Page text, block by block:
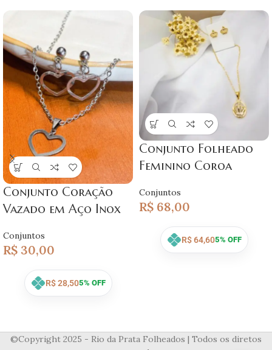
Conjunto Coração
Vazado em Aço Inox
Conjuntos
R$ 30,00
R$28,505% OFF
Conjunto Folheado
Feminino Coroa
Conjuntos
R$ 68,00
R$64,605% OFF
©Copyright 2025 - Rio da Prata Folheados | Todos os diretos